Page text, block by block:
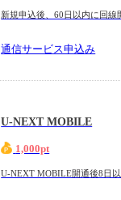
新規申込後、60日以内に回線
通信サービス申込み
U-NEXT MOBILE
1,000pt
U-NEXT MOBILE開通後8日